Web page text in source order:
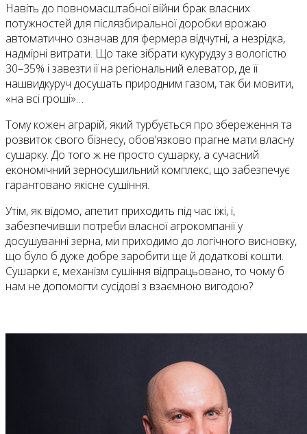
Навіть до повномасштабної війни брак власних
потужностей для післязбиральної доробки врожаю
автоматично означав для фермера відчутні, а незрідка,
надмірні витрати. Що таке зібрати кукурудзу з вологістю
30–35% і завезти її на регіональний елеватор, де її
нашвидкуруч досушать природним газом, так би мовити,
«на всі гроші»…
Тому кожен аграрій, який турбується про збереження та
розвиток свого бізнесу, обов’язково прагне мати власну
сушарку. До того ж не просто сушарку, а сучасний
економічний зерносушильний комплекс, що забезпечує
гарантовано якісне сушіння.
Утім, як відомо, апетит приходить під час їжі, і,
забезпечивши потреби власної агрокомпанії у
досушуванні зерна, ми приходимо до логічного висновку,
що було б дуже добре заробити ще й додаткові кошти.
Сушарки є, механізм сушіння відпрацьовано, то чому б
нам не допомогти сусідові з взаємною вигодою?